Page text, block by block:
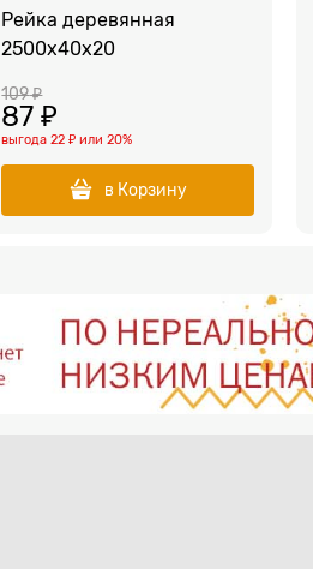
Рейка деревянная
2500x40х20
109 ₽
87 ₽
выгода22 ₽ или20%
в Корзину